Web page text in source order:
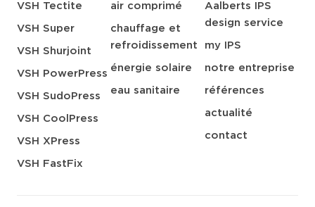
VSH Tectite
VSH Super
VSH Shurjoint
VSH PowerPress
VSH SudoPress
VSH CoolPress
VSH XPress
VSH FastFix
air comprimé
chauffage et
refroidissement
énergie solaire
eau sanitaire
Aalberts IPS
design service
my IPS
notre entreprise
références
actualité
contact